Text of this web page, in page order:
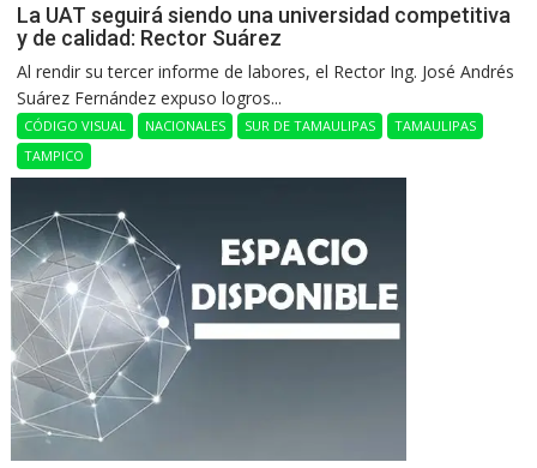
La UAT seguirá siendo una universidad competitiva
y de calidad: Rector Suárez
Al rendir su tercer informe de labores, el Rector Ing. José Andrés
Suárez Fernández expuso logros...
CÓDIGO VISUAL NACIONALES SUR DE TAMAULIPAS
TAMAULIPAS
TAMPICO